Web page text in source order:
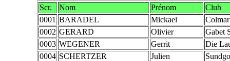
Scr. Nom Prénom
Club
0001 BARADEL Mickael
0002 GERARD Olivier
Gabet
0003 WEGENER Gerrit
Die
0004 SCHERTZER Julien